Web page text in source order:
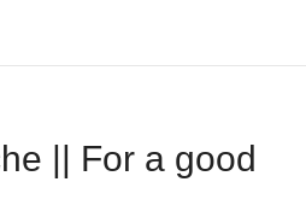
|| For a good